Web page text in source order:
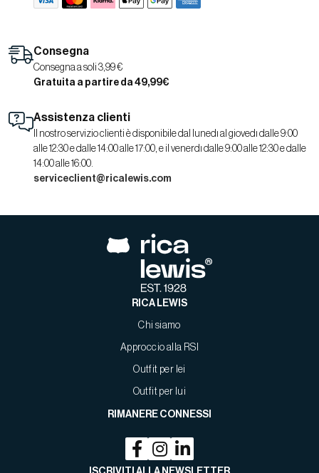
Consegna
Consegna a soli 3,99 €
Gratuita a partire da 49,99€
Assistenza clienti
Il nostro servizio clienti è disponibile dal lunedì al giovedì dalle 9:00
alle 12:30 e dalle 14:00 alle 17:00, e il venerdì dalle 9:00 alle 12:30 e dalle
14:00 alle 16:00.
serviceclient@ricalewis.com
RICA LEWIS
Chi siamo
Approccio alla RSI
Outfit per lei
Outfit per lui
RIMANERE CONNESSI